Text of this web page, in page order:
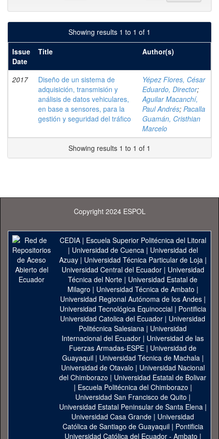
Showing results 1 to 1 of 1
Issue
Date
Title Author(s)
2017
Diseño de un sistema de
adquisición, transmisión y
análisis de datos vehiculares,
en base a sensores, para la
gestión y seguridad del tráfico
Yépez Flores, César
Eduardo, Director;
Aguilar Macanchí,
Paul Andrés; Pacalla
Guamán, Cristhian
Marcelo
Showing results 1 to 1 of 1
Copyright 2024 ESPOL
CEDIA| Escuela Superior Politécnica del Litoral
| Universidad de Cuenca| Universidad del
Azuay| Universidad Técnica Particular de Loja|
Universidad Central del Ecuador| Universidad
Técnica del Norte | Universidad Estatal de
Milagro | Universidad Técnica de Ambato |
Universidad Regional Autónoma de los Andes|
Universidad Tecnológica Equinoccial| Pontificia
Universidad Catolica del Ecuador | Universidad
Politécnica Salesiana | Universidad
Internacional del Ecuador | Universidad de las
Fuerzas Armadas-ESPE | Universidad de
Guayaquil| Universidad Técnica de Machala|
Universidad de Otavalo | Universidad Nacional
del Chimborazo | Universidad Estatal de Bolivar
| Escuela Politécnica del Chimborazo |
Universidad San Francisco de Quito |
Universidad Estatal Peninsular de Santa Elena|
Universidad Casa Grande | Universidad
Católica de Santiago de Guayaquil| Pontificia
Universidad Católica del Ecuador - Ambato |